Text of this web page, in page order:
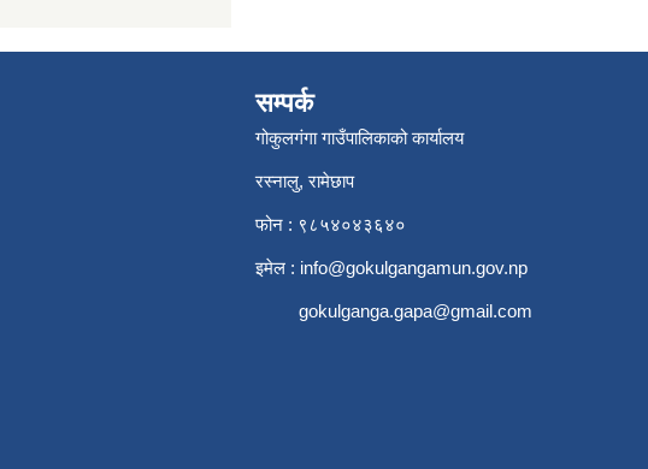
सम्पर्क
गोकुलगंगा गाउँपालिकाको कार्यालय
रस्नालु, रामेछाप
फोन : ९८५४०४३६४०
इमेल : info@gokulgangamun.gov.np
gokulganga.gapa@gmail.com